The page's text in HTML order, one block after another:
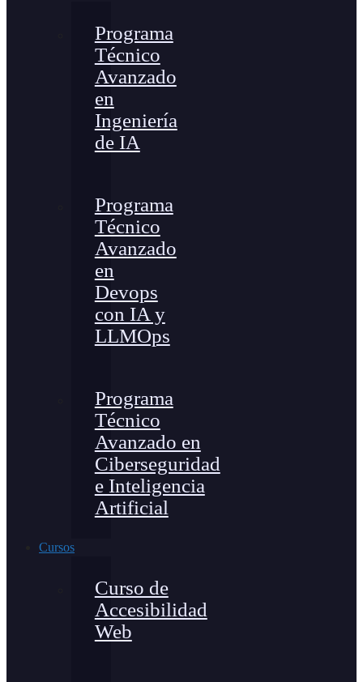
Programa
Técnico
Avanzado
en
Ingeniería
de IA
Programa
Técnico
Avanzado
en
Devops
con IA y
LLMOps
Programa
Técnico
Avanzado en
Ciberseguridad
e Inteligencia
Artificial
Cursos
Curso de
Accesibilidad
Web